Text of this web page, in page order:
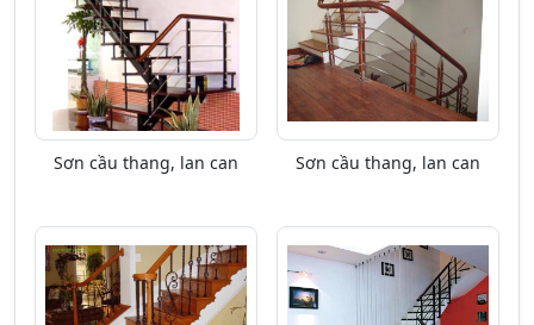
Sơn cầu thang, lan can Sơn cầu thang, lan can